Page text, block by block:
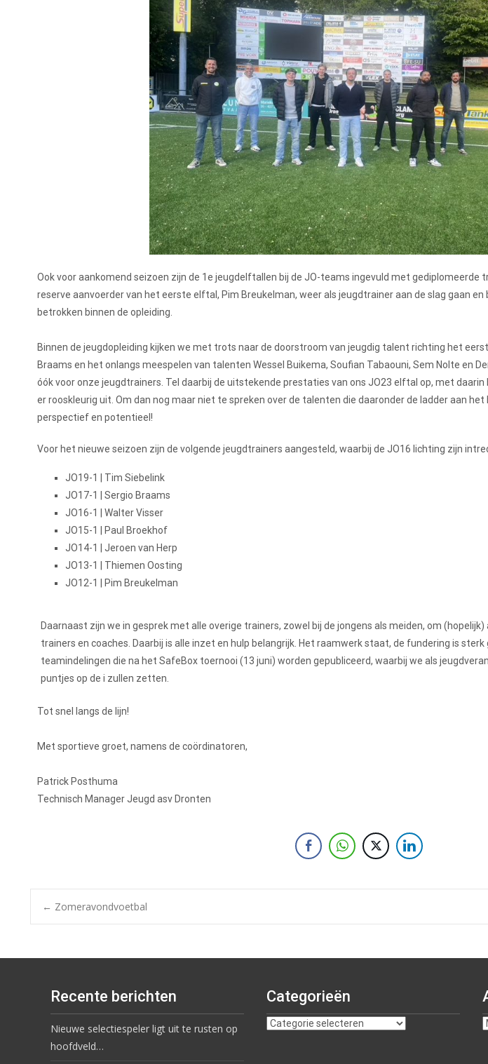
Ook voor aankomend seizoen zijn de 1e jeugdelftallen bij de JO-teams ingevuld met gediplomeerde
reserve aanvoerder van het eerste elftal, Pim Breukelman, weer als jeugdtrainer aan de slag gaan en
betrokken binnen de opleiding.
Binnen de jeugdopleiding kijken we met trots naar de doorstroom van jeugdig talent richting het
Braams en het onlangs meespelen van talenten Wessel Buikema, Soufian Tabaouni, Sem Nolte en
óók voor onze jeugdtrainers. Tel daarbij de uitstekende prestaties van ons JO23 elftal op, met
er rooskleurig uit. Om dan nog maar niet te spreken over de talenten die daaronder de ladder aan
perspectief en potentieel!
Voor het nieuwe seizoen zijn de volgende jeugdtrainers aangesteld, waarbij de JO16 lichting zijn
JO19-1 | Tim Siebelink
JO17-1 | Sergio Braams
JO16-1 | Walter Visser
JO15-1 | Paul Broekhof
JO14-1 | Jeroen van Herp
JO13-1 | Thiemen Oosting
JO12-1 | Pim Breukelman
Daarnaast zijn we in gesprek met alle overige trainers, zowel bij de jongens als meiden, om
trainers en coaches. Daarbij is alle inzet en hulp belangrijk. Het raamwerk staat, de fundering is sterk
teamindelingen die na het SafeBox toernooi (13 juni) worden gepubliceerd, waarbij we als
puntjes op de i zullen zetten.
Tot snel langs de lijn!
Met sportieve groet, namens de coördinatoren,
Patrick Posthuma
Technisch Manager Jeugd asv Dronten
← Zomeravondvoetbal
Recente berichten
Nieuwe selectiespeler ligt uit te rusten op
hoofdveld…
Categorieën